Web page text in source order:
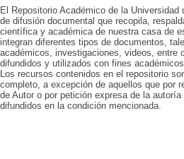
El Repositorio Académico de la
de difusión documental que recopila,
científica y académica de nuestra casa de
integran diferentes tipos de documentos,
académicos, investigaciones, videos, entre
difundidos y utilizados con fines
Los recursos contenidos en el repositorio
completo, a excepción de aquellos que por
de Autor o por petición expresa de la
difundidos en la condición mencionada.